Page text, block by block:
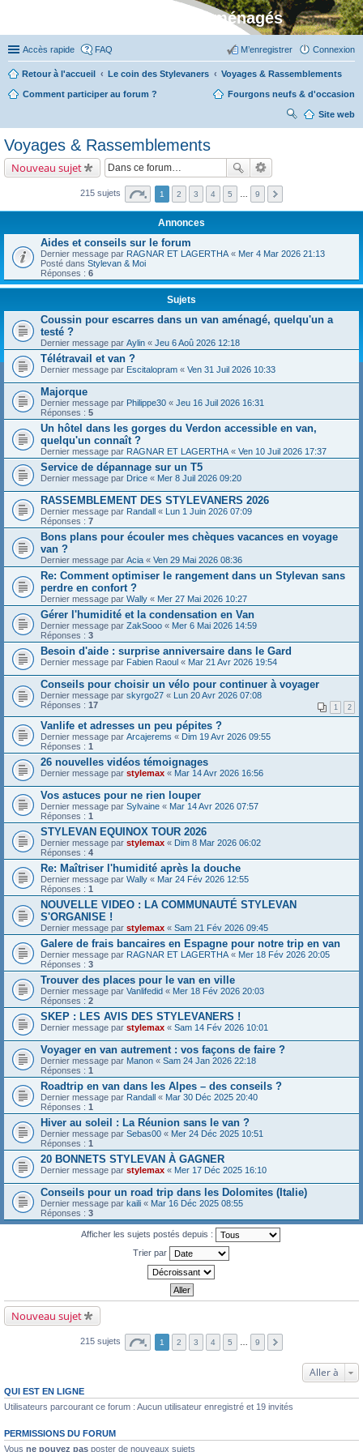
Stylevan - Vans aménagés
Accès rapide FAQ Connexion
M’enregistrer
Retour à l'accueil Le coin des Stylevaners Voyages & Rassemblements
Comment participer au forum ? Fourgons neufs & d'occasion
Site web
Voyages & Rassemblements
Nouveau sujet
215 sujets 1 2 3 4 5 9
Annonces
Aides et conseils sur le forum
Dernier message par RAGNAR ET LAGERTHA « Mer 4 Mar 2026 21:13
Posté dans Stylevan & Moi
Réponses : 6
Sujets
Coussin pour escarres dans un van aménagé, quelqu'un a
testé ?
Dernier message par Aylin « Jeu 6 Aoû 2026 12:18
Télétravail et van ?
Dernier message par Escitalopram « Ven 31 Juil 2026 10:33
Majorque
Dernier message par Philippe30 « Jeu 16 Juil 2026 16:31
Réponses : 5
Un hôtel dans les gorges du Verdon accessible en van,
quelqu'un connaît ?
Dernier message par RAGNAR ET LAGERTHA « Ven 10 Juil 2026 17:37
Service de dépannage sur un T5
Dernier message par Drice « Mer 8 Juil 2026 09:20
RASSEMBLEMENT DES STYLEVANERS 2026
Dernier message par Randall « Lun 1 Juin 2026 07:09
Réponses : 7
Bons plans pour écouler mes chèques vacances en voyage
van ?
Dernier message par Acia « Ven 29 Mai 2026 08:36
Re: Comment optimiser le rangement dans un Stylevan sans
perdre en confort ?
Dernier message par Wally « Mer 27 Mai 2026 10:27
Gérer l'humidité et la condensation en Van
Dernier message par ZakSooo « Mer 6 Mai 2026 14:59
Réponses : 3
Besoin d'aide : surprise anniversaire dans le Gard
Dernier message par Fabien Raoul « Mar 21 Avr 2026 19:54
Conseils pour choisir un vélo pour continuer à voyager
Dernier message par skyrgo27 « Lun 20 Avr 2026 07:08
Réponses : 17 1 2
Vanlife et adresses un peu pépites ?
Dernier message par Arcajerems « Dim 19 Avr 2026 09:55
Réponses : 1
26 nouvelles vidéos témoignages
Dernier message par stylemax « Mar 14 Avr 2026 16:56
Vos astuces pour ne rien louper
Dernier message par Sylvaine « Mar 14 Avr 2026 07:57
Réponses : 1
STYLEVAN EQUINOX TOUR 2026
Dernier message par stylemax « Dim 8 Mar 2026 06:02
Réponses : 4
Re: Maîtriser l'humidité après la douche
Dernier message par Wally « Mar 24 Fév 2026 12:55
Réponses : 1
NOUVELLE VIDEO : LA COMMUNAUTÉ STYLEVAN
S'ORGANISE !
Dernier message par stylemax « Sam 21 Fév 2026 09:45
Galere de frais bancaires en Espagne pour notre trip en van
Dernier message par RAGNAR ET LAGERTHA « Mer 18 Fév 2026 20:05
Réponses : 3
Trouver des places pour le van en ville
Dernier message par Vanlifedid « Mer 18 Fév 2026 20:03
Réponses : 2
SKEP : LES AVIS DES STYLEVANERS !
Dernier message par stylemax « Sam 14 Fév 2026 10:01
Voyager en van autrement : vos façons de faire ?
Dernier message par Manon « Sam 24 Jan 2026 22:18
Réponses : 1
Roadtrip en van dans les Alpes – des conseils ?
Dernier message par Randall « Mar 30 Déc 2025 20:40
Réponses : 1
Hiver au soleil : La Réunion sans le van ?
Dernier message par Sebas00 « Mer 24 Déc 2025 10:51
Réponses : 1
20 BONNETS STYLEVAN À GAGNER
Dernier message par stylemax « Mer 17 Déc 2025 16:10
Conseils pour un road trip dans les Dolomites (Italie)
Dernier message par kaili « Mar 16 Déc 2025 08:55
Réponses : 3
Afficher les sujets postés depuis :
Trier par
Nouveau sujet
215 sujets 1 2 3 4 5 9
Aller à
QUI EST EN LIGNE
Utilisateurs parcourant ce forum : Aucun utilisateur enregistré et 19 invités
PERMISSIONS DU FORUM
Vous ne pouvez pas poster de nouveaux sujets